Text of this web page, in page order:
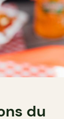
du